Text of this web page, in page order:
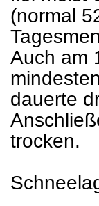
(normal
Auch am
dauerte
trocken.